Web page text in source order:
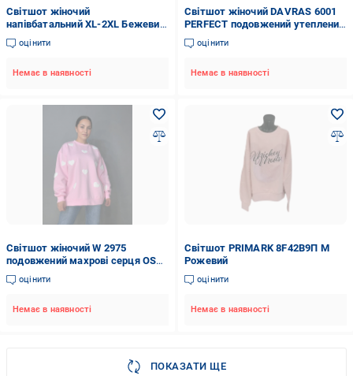
Світшот жіночий
напівбатальний XL-2XL Бежевий
(177396)
оцінити
Немає в наявності
Світшот жіночий DAVRAS 6001
PERFECT подовжений утеплений
на флісі OS Рожевий (1047)
оцінити
Немає в наявності
Світшот жіночий W 2975
подовжений махрові серця OS
Рожевий (2408)
оцінити
Немає в наявності
Світшот PRIMARK 8F42B9П M
Рожевий
оцінити
Немає в наявності
ПОКАЗАТИ ЩЕ